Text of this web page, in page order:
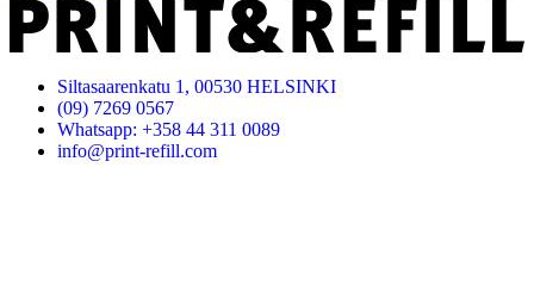
Siltasaarenkatu 1, 00530 HELSINKI
(09) 7269 0567
Whatsapp: +358 44 311 0089
info@print-refill.com